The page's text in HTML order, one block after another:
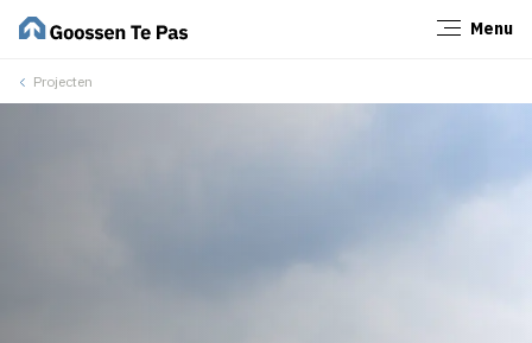
Menu
Projecten
Sluiten